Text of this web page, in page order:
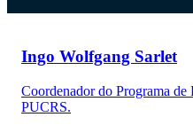
Ingo Wolfgang Sarlet
Coordenador do Programa
PUCRS.